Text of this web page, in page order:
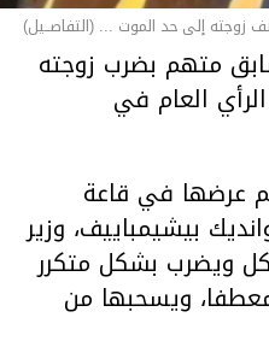
زوجته إلى حد الموت ... (التفاصــيل)
متهم بضرب زوجته
العام في
عرضها في قاعة
بيشيمباييف، وزير
ويضرب بشكل متكرر
ويسحبها من